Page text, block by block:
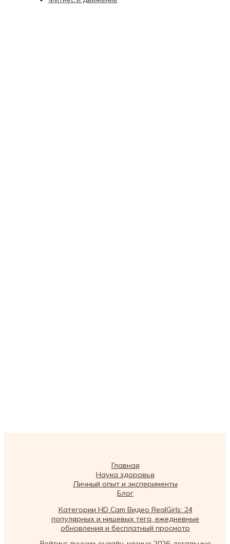
Главная
Наука здоровья
Личный опыт и эксперименты
Блог
Категории HD Cam Видео RealGirls: 24
популярных и нишевых тега, ежедневные
обновления и бесплатный просмотр